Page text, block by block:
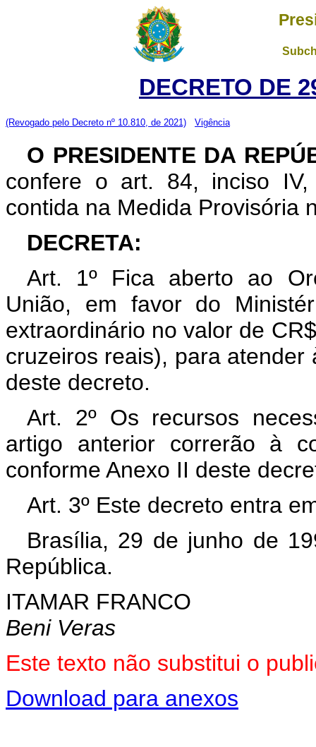
DECRETO DE
(Revogado pelo Decreto nº 10.810, de 2021) Vigência
O PRESIDENTE DA
confere o art. 84, inciso
contida na Medida Provisória
DECRETA:
Art. 1º Fica aberto ao
União, em favor do
extraordinário no valor de
cruzeiros reais), para
deste decreto.
Art. 2º Os recursos
artigo anterior correrão à
conforme Anexo II deste
Art. 3º Este decreto entra
Brasília, 29 de junho de
República.
ITAMAR FRANCO
Beni Veras
Este texto não substitui o
Download para anexos